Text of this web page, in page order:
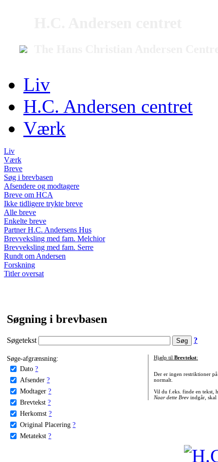
Liv
H.C. Andersen centret
Værk
Liv
Værk
Breve
Søg i brevbasen
Afsendere og modtagere
Breve om HCA
Ikke tidligere trykte breve
Alle breve
Enkelte breve
Partner H.C. Andersens Hus
Brevveksling med fam. Melchior
Brevveksling med fam. Serre
Rundt om Andersen
Forskning
Titler oversat
Søgning i brevbasen
Søgetekst ?
Søge-afgrænsning:
Dato ?
Afsender ?
Modtager ?
Brevtekst ?
Herkomst ?
Original Placering ?
Metatekst ?
Hjælp til Brevtekst:
Der er ingen restriktioner
normalt.
Vil du f.eks. finde en tekst,
Naar dette Brevindgår, skal